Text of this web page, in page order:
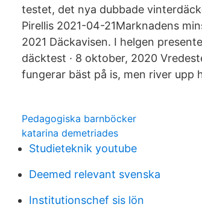
testet, det nya dubbade
Pirellis 2021-04-21Marknadens
2021 Däckavisen. I helgen
däcktest · 8 oktober, 2020
fungerar bäst på is, men river upp
Pedagogiska barnböcker
katarina demetriades
Studieteknik youtube
Deemed relevant svenska
Institutionschef sis lön